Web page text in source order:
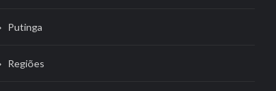
Putinga
Regiões